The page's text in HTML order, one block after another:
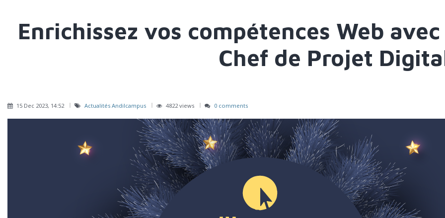
Enrichissez vos compétences Web
Chef de Projet
15 Dec 2023, 14:52 Actualités Andilcampus 4822 views 0 comments